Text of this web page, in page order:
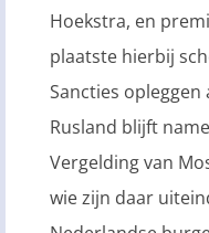
Hoekstra, en
plaatste hierbij
Sancties
Rusland blijft
Vergelding van
wie zijn daar